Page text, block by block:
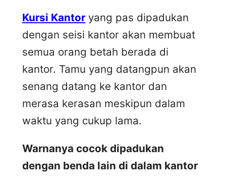
Kursi Kantor yang pas dipadukan
dengan seisi kantor akan membuat
semua orang betah berada di
kantor. Tamu yang datangpun akan
senang datang ke kantor dan
merasa kerasan meskipun dalam
waktu yang cukup lama.
Warnanya cocok dipadukan
dengan benda lain di dalam kantor